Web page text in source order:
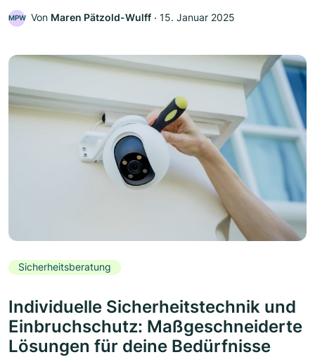
MPW Von Maren Pätzold-Wulff ‧ 15. Januar 2025
Sicherheitsberatung
Individuelle Sicherheitstechnik und
Einbruchschutz: Maßgeschneiderte
Lösungen für deine Bedürfnisse